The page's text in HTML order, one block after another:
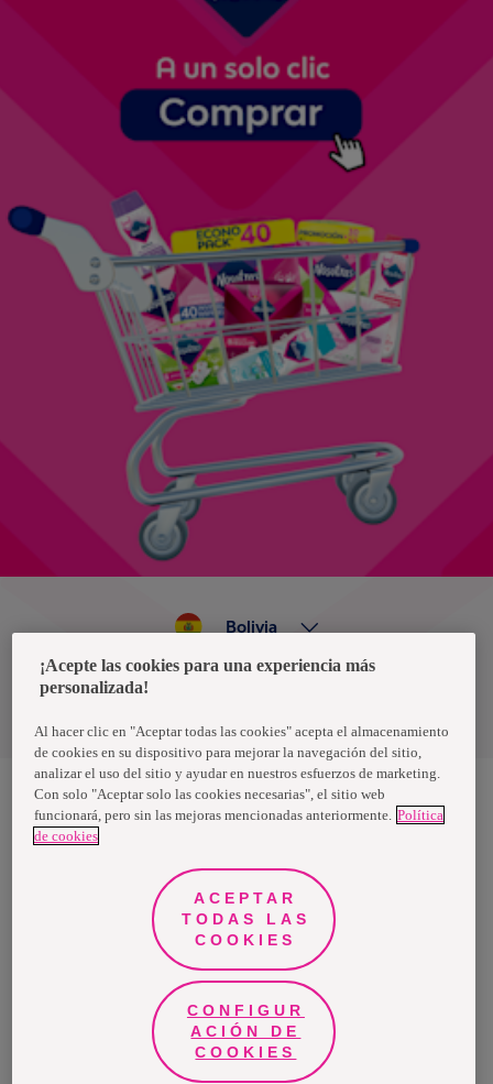
Política de privacidad de datos
Bolivia
Nosotras, una marca de Essity - una compañía global líder en
higiene y salud. Cada día, mil millones de personas, en todo el
propósito es romper barreras por el bienestar en beneficio de
consumidores, pacientes, cuidadores, clientes y la sociedad en
general. Vendemos en aproximadamente 150 países bajo las
principales marcas globales TENA y Tork, así como otras marcas
como Actimove, Cutimed, JOBST, Knix, Leukoplast, Libero, Libresse,
Lotus, Modibodi, Nosotras, Saba, Tempo, TOM Organic y Zewa. En
2024, Essity tuvo ventas de aproximadamente 13 mil millones de
euros y empleó a 36,000 personas. La sede de la compañía está
ubicada en Estocolmo, Suecia, y Essity cotiza en Nasdaq Estocolmo.
Más información enwww.essity.com.
¡Acepte las cookies para una experiencia más
personalizada!
Al hacer clic en "Aceptar todas las cookies" acepta el almacenamiento
de cookies en su dispositivo para mejorar la navegación del sitio,
analizar el uso del sitio y ayudar en nuestros esfuerzos de marketing.
Con solo "Aceptar solo las cookies necesarias", el sitio web
funcionará, pero sin las mejoras mencionadas anteriormente. Política
de cookies
ACEPTAR
TODAS LAS
COOKIES
CONFIGUR
ACIÓN DE
COOKIES